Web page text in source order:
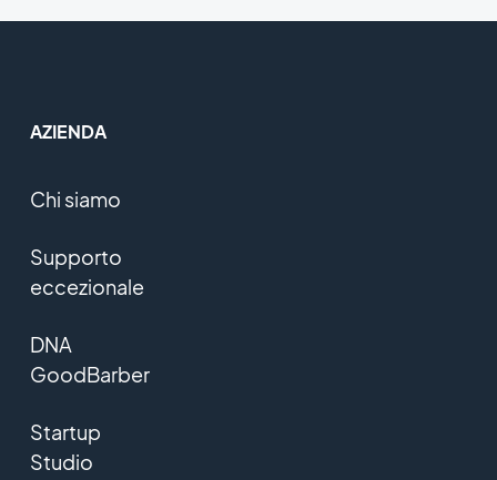
AZIENDA
Chi siamo
Supporto
eccezionale
DNA
GoodBarber
Startup
Studio